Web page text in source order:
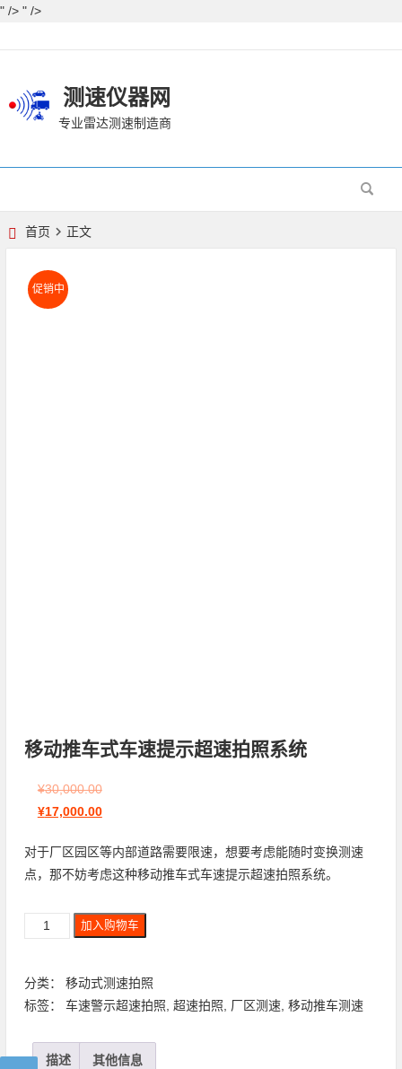
" /> " />
测速仪器网
专业雷达测速制造商
首页 正文
促销中
移动推车式车速提示超速拍照系统
¥30,000.00
¥17,000.00
对于厂区园区等内部道路需要限速，想要考虑能随时变换测速
点，那不妨考虑这种移动推车式车速提示超速拍照系统。
加入购物车
分类： 移动式测速拍照
标签： 车速警示超速拍照 超速拍照 厂区测速, 移动推车测速
描述 其他信息